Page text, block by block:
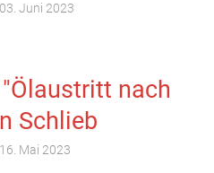
03. Juni 2023
"Ölaustritt nach
Schlieb
16. Mai 2023